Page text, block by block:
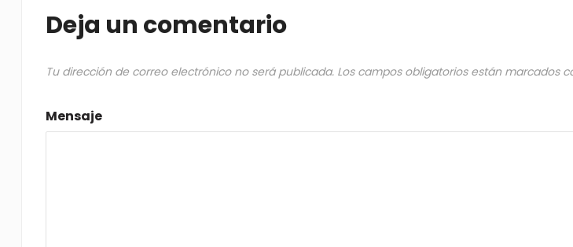
Deja un comentario
Tu dirección de correo electrónico no será publicada. Los campos obligatorios están marcados
Mensaje